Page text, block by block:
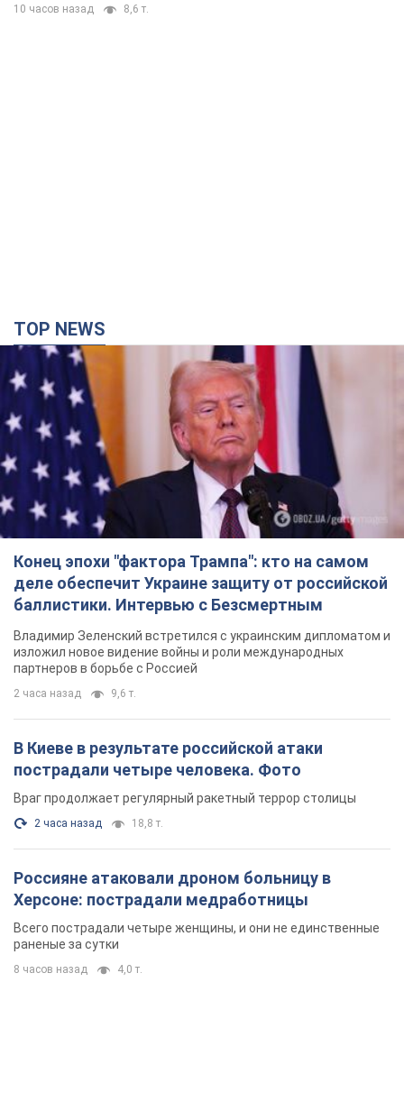
10 часов назад 8,6 т.
TOP NEWS
Конец эпохи "фактора Трампа": кто на самом
деле обеспечит Украине защиту от российской
баллистики. Интервью с Безсмертным
Владимир Зеленский встретился с украинским дипломатом и
изложил новое видение войны и роли международных
партнеров в борьбе с Россией
2 часа назад 9,6 т.
В Киеве в результате российской атаки
пострадали четыре человека. Фото
Враг продолжает регулярный ракетный террор столицы
2 часа назад 18,8 т.
Россияне атаковали дроном больницу в
Херсоне: пострадали медработницы
Всего пострадали четыре женщины, и они не единственные
раненые за сутки
8 часов назад 4,0 т.